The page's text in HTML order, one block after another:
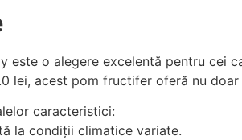
este o alegere excelentă pentru cei
lei, acest pom fructifer oferă nu
caracteristici:
la condiții climatice variate.